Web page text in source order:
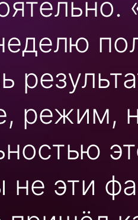
режим,
не эти